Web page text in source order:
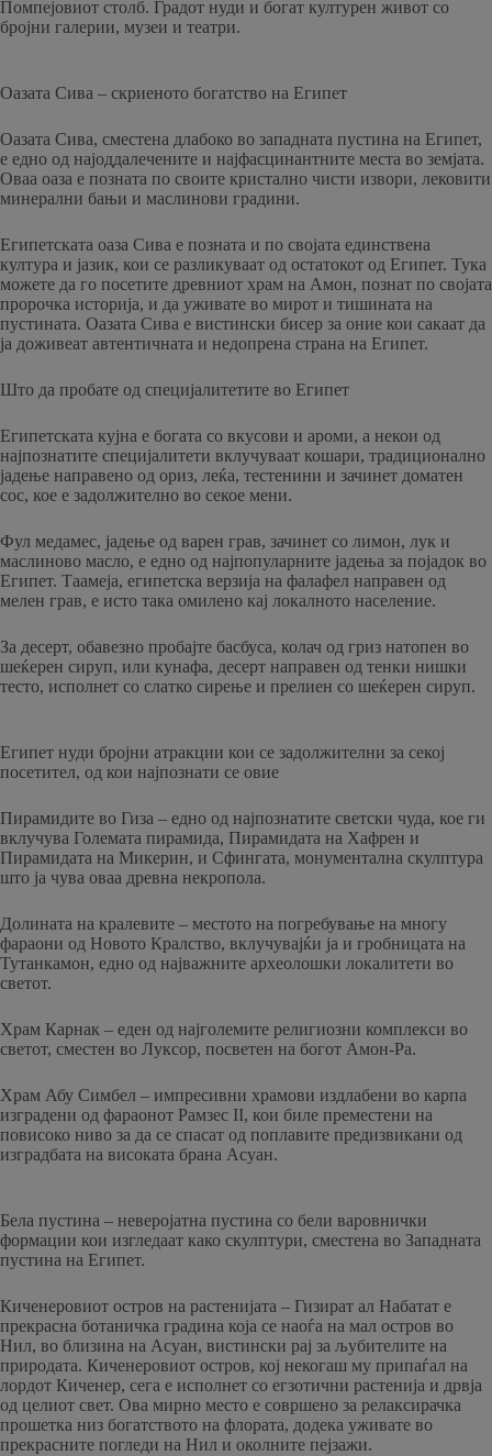
Помпејовиот столб. Градот нуди и богат културен живот со
бројни галерии, музеи и театри.
Оазата Сива – скриеното богатство на Египет
Оазата Сива, сместена длабоко во западната пустина на Египет,
е едно од најоддалечените и најфасцинантните места во земјата.
Оваа оаза е позната по своите кристално чисти извори, лековити
минерални бањи и маслинови градини.
Египетската оаза Сива е позната и по својата единствена
култура и јазик, кои се разликуваат од остатокот од Египет. Тука
можете да го посетите древниот храм на Амон, познат по својата
пророчка историја, и да уживате во мирот и тишината на
пустината. Оазата Сива е вистински бисер за оние кои сакаат да
ја доживеат автентичната и недопрена страна на Египет.
Што да пробате од специјалитетите во Египет
Египетската кујна е богата со вкусови и ароми, а некои од
најпознатите специјалитети вклучуваат кошари, традиционално
јадење направено од ориз, леќа, тестенини и зачинет доматен
сос, кое е задолжително во секое мени.
Фул медамес, јадење од варен грав, зачинет со лимон, лук и
маслиново масло, е едно од најпопуларните јадења за појадок во
Египет. Таамеја, египетска верзија на фалафел направен од
мелен грав, е исто така омилено кај локалното население.
За десерт, обавезно пробајте басбуса, колач од гриз натопен во
шеќерен сируп, или кунафа, десерт направен од тенки нишки
тесто, исполнет со слатко сирење и прелиен со шеќерен сируп.
Египет нуди бројни атракции кои се задолжителни за секој
посетител, од кои најпознати се овие
Пирамидите во Гиза – едно од најпознатите светски чуда, кое ги
вклучува Големата пирамида, Пирамидата на Хафрен и
Пирамидата на Микерин, и Сфингата, монументална скулптура
што ја чува оваа древна некропола.
Долината на кралевите – местото на погребување на многу
фараони од Новото Кралство, вклучувајќи ја и гробницата на
Тутанкамон, едно од најважните археолошки локалитети во
светот.
Храм Карнак – еден од најголемите религиозни комплекси во
светот, сместен во Луксор, посветен на богот Амон-Ра.
Храм Абу Симбел – импресивни храмови издлабени во карпа
изградени од фараонот Рамзес II, кои биле преместени на
повисоко ниво за да се спасат од поплавите предизвикани од
изградбата на високата брана Асуан.
Бела пустина – неверојатна пустина со бели варовнички
формации кои изгледаат како скулптури, сместена во Западната
пустина на Египет.
Киченеровиот остров на растенијата – Гизират ал Набатат е
прекрасна ботаничка градина која се наоѓа на мал остров во
Нил, во близина на Асуан, вистински рај за љубителите на
природата. Киченеровиот остров, кој некогаш му припаѓал на
лордот Киченер, сега е исполнет со егзотични растенија и дрвја
од целиот свет. Ова мирно место е совршено за релаксирачка
прошетка низ богатството на флората, додека уживате во
прекрасните погледи на Нил и околните пејзажи.